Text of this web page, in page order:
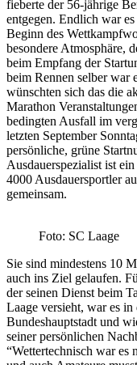
fieberte der 56-jährige
entgegen. Endlich war
Beginn des
besondere Atmosphäre,
beim Empfang der
beim Rennen selber war
wünschten sich das die
Marathon
bedingten Ausfall im
letzten September
persönliche, grüne
Ausdauerspezialist ist
4000 Ausdauersportler
gemeinsam.
Foto: SC Laage
Sie sind mindestens 10
auch ins Ziel gelaufen.
der seinen Dienst beim
Laage versieht, war es in
Bundeshauptstadt und
seiner persönlichen
“Wettertechnisch war